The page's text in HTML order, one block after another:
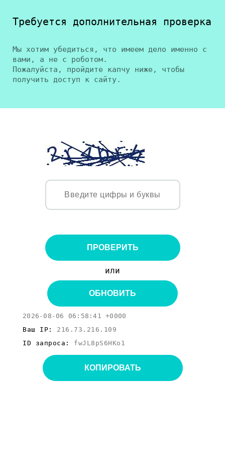
Требуется дополнительная проверка
Мы хотим убедиться, что имеем дело именно с
вами, а не с роботом.
Пожалуйста, пройдите капчу ниже, чтобы
получить доступ к сайту.
ПРОВЕРИТЬ
или
ОБНОВИТЬ
2026-08-06 06:58:41 +0000
Ваш IP: 216.73.216.109
ID запроса: fwJL8pS6HKo1
КОПИРОВАТЬ